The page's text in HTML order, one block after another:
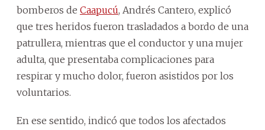
bomberos de Caapucú, Andrés Cantero, explicó
que tres heridos fueron trasladados a bordo de una
patrullera, mientras que el conductor y una mujer
adulta, que presentaba complicaciones para
respirar y mucho dolor, fueron asistidos por los
voluntarios.
En ese sentido, indicó que todos los afectados